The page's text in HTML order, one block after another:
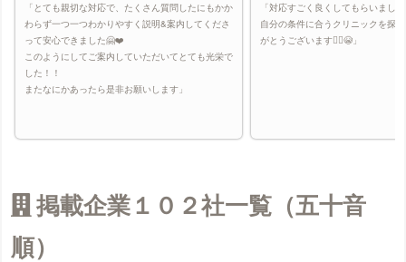
「とても親切な対応で、たくさん質問したにもかか
わらず一つ一つわかりやすく説明&案内してくださ
って安心できました🤗❤️
このようにしてご案内していただいてとても光栄で
した！！
またなにかあったら是非お願いします」
「対応すごく良くしてもらいまし
自分の条件に合うクリニックを探
がとうございます🙇‍♀️😭」
掲載企業１０２社一覧（五十音
順）